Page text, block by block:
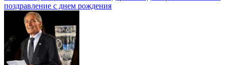
поздравление с днем рождения